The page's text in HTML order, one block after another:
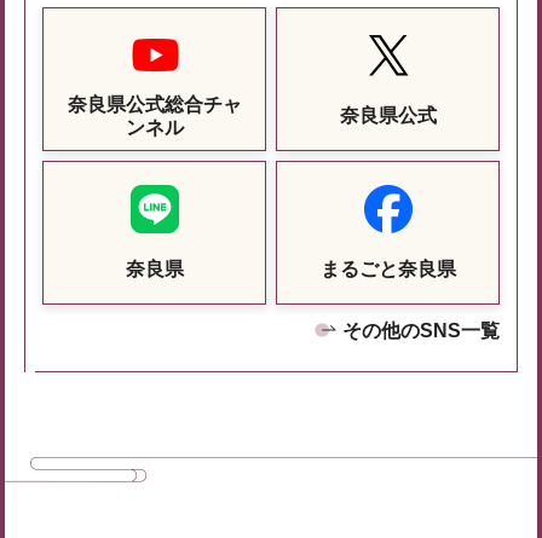
奈良県公式総合チャ
ンネル
奈良県公式
奈良県 まるごと奈良県
その他のSNS一覧